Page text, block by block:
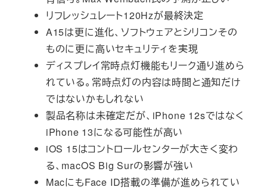
リフレッシュレート120Hzが最終決定
A15は更に進化、ソフトウェアとシリコンその
ものに更に高いセキュリティを実現
ディスプレイ常時点灯機能もリーク通り進めら
れている。常時点灯の内容は時間と通知だけ
ではないかもしれない
製品名称は未確定だが、iPhone 12sではなく
iPhone 13になる可能性が高い
iOS 15はコントロールセンターが大きく変わ
る、macOS Big Surの影響が強い
MacにもFace ID搭載の準備が進められてい